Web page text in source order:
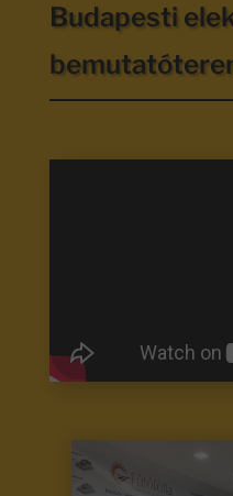
Budapesti